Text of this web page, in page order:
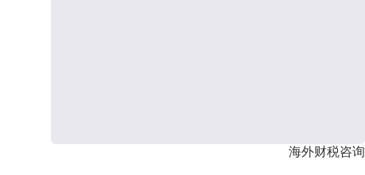
海外财税咨询